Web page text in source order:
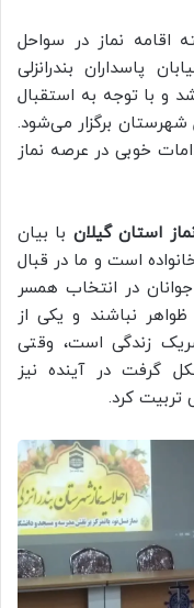
اقامه نماز در سواحل
پاسداران بندرانزلی
و با توجه به استقبال
شهرستان برگزار می‌شود.
خوبی در عرصه نماز
استان گیلان با بیان
است و ما در قبال
جوانان در انتخاب همسر
نباشند و یکی از
زندگی است، وقتی
گرفت در آینده نیز
تربیت کرد.